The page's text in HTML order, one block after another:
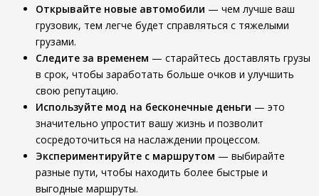
Открывайте новые автомобили — чем лучше ваш
грузовик, тем легче будет справляться с тяжелыми
грузами.
Следите за временем — старайтесь доставлять грузы
в срок, чтобы заработать больше очков и улучшить
свою репутацию.
Используйте мод на бесконечные деньги — это
значительно упростит вашу жизнь и позволит
сосредоточиться на наслаждении процессом.
Экспериментируйте с маршрутом — выбирайте
разные пути, чтобы находить более быстрые и
выгодные маршруты.